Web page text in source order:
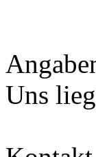
Uns